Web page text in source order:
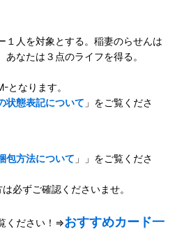
１人を対象とする。稲妻のらせんは
なたは３点のライフを得る。
となります。
状態表記について 」をご覧くださ
包方法について 」」をご覧くださ
必ずご確認くださいませ。
ください！⇒おすすめカード一